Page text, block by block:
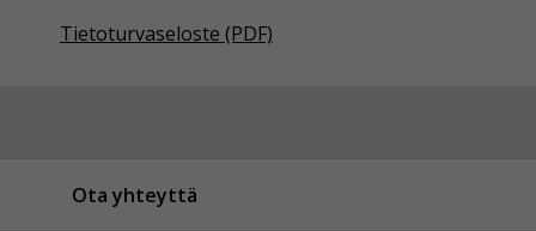
Tietoturvaseloste (PDF)
Ota yhteyttä